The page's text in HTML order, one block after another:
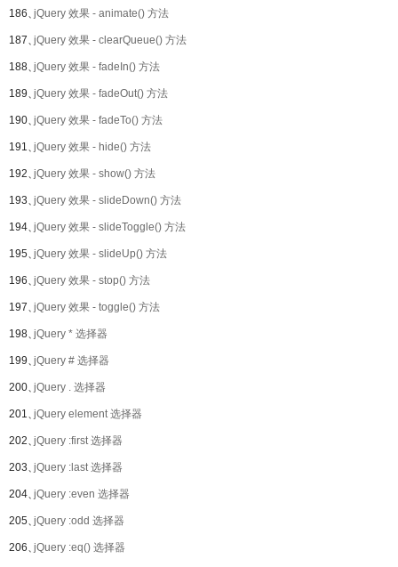
186、jQuery 效果 - animate() 方法
187、jQuery 效果 - clearQueue() 方法
188、jQuery 效果 - fadeIn() 方法
189、jQuery 效果 - fadeOut() 方法
190、jQuery 效果 - fadeTo() 方法
191、jQuery 效果 - hide() 方法
192、jQuery 效果 - show() 方法
193、jQuery 效果 - slideDown() 方法
194、jQuery 效果 - slideToggle() 方法
195、jQuery 效果 - slideUp() 方法
196、jQuery 效果 - stop() 方法
197、jQuery 效果 - toggle() 方法
198、jQuery * 选择器
199、jQuery # 选择器
200、jQuery . 选择器
201、jQuery element 选择器
202、jQuery :first 选择器
203、jQuery :last 选择器
204、jQuery :even 选择器
205、jQuery :odd 选择器
206、jQuery :eq() 选择器